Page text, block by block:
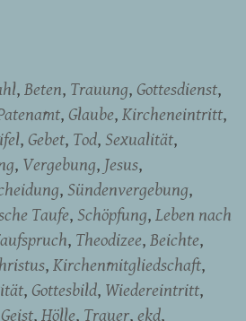
Beten Trauung Gottesdienst
Glaube Kircheneintritt
Gebet Tod Sexualität
Vergebung Jesus
Sündenvergebung
Taufe Schöpfung Leben nach
Theodizee Beichte
Kirchenmitgliedschaft
Gottesbild Wiedereintritt
Hölle Trauer ekd